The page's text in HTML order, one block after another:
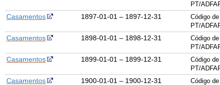
PT/
Casamentos 1897-01-01 – 1897-12-31
Código
PT/
Casamentos 1898-01-01 – 1898-12-31
Código
PT/
Casamentos 1899-01-01 – 1899-12-31
Código
PT/
Casamentos 1900-01-01 – 1900-12-31
Código